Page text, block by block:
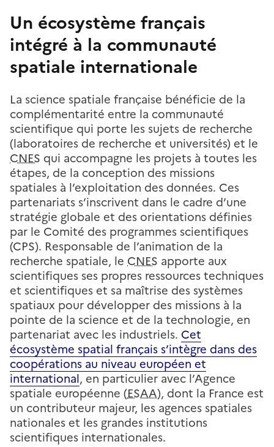
Un écosystème français
intégré à la communauté
spatiale internationale
La science spatiale française bénéficie de la
complémentarité entre la communauté
scientifique qui porte les sujets de recherche
(laboratoires de recherche et universités) et le
CNES qui accompagne les projets à toutes les
étapes, de la conception des missions
spatiales à l’exploitation des données. Ces
partenariats s’inscrivent dans le cadre d’une
stratégie globale et des orientations définies
par le Comité des programmes scientifiques
(CPS). Responsable de l’animation de la
recherche spatiale, le CNES apporte aux
scientifiques ses propres ressources techniques
et scientifiques et sa maîtrise des systèmes
spatiaux pour développer des missions à la
pointe de la science et de la technologie, en
partenariat avec les industriels. Cet
écosystème spatial français s’intègre dans des
coopérations au niveau européen et
international, en particulier avec l’Agence
spatiale européenne (ESAA), dont la France est
un contributeur majeur, les agences spatiales
nationales et les grandes institutions
scientifiques internationales.